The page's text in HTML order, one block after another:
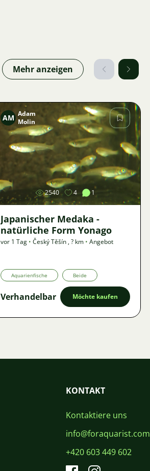
Mehr anzeigen
Bild
AM Adam
Molin
2540 4 1
Japanischer Medaka -
natürliche Form Yonago
vor 1 Tag • Český Těšín ,? km • Angebot
Aquarienfische Beide
Verhandelbar Möchte kaufen
KONTAKT
Kontaktiere uns
info@foraquarist.com
+420 603 449 602